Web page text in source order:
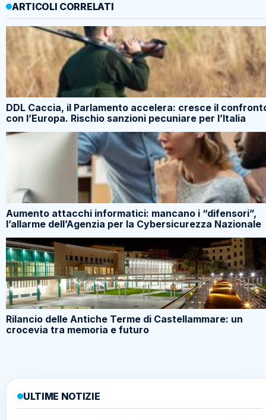
ARTICOLI CORRELATI
DDL Caccia, il Parlamento accelera: cresce il
con l’Europa. Rischio sanzioni pecuniare per l’Italia
Aumento attacchi informatici: mancano i “difensori”,
l’allarme dell’Agenzia per la Cybersicurezza Nazionale
Rilancio delle Antiche Terme di Castellammare: un
crocevia tra memoria e futuro
ULTIME NOTIZIE